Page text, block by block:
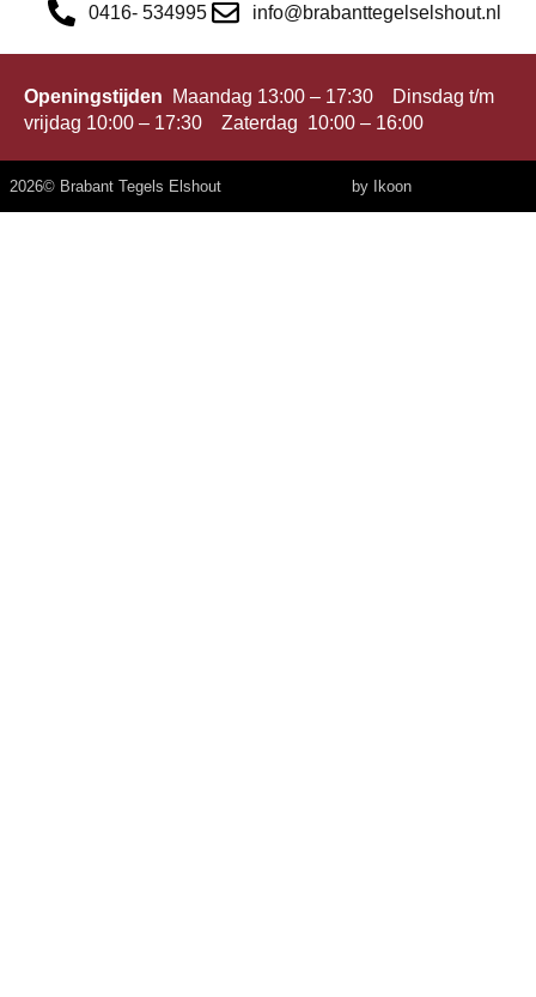
0416- 534995 info@brabanttegelselshout.nl
Openingstijden
Maandag 13:00 – 17:30 Dinsdag t/m
vrijdag 10:00 – 17:30 Zaterdag 10:00 – 16:00
2026© Brabant Tegels Elshout by Ikoon